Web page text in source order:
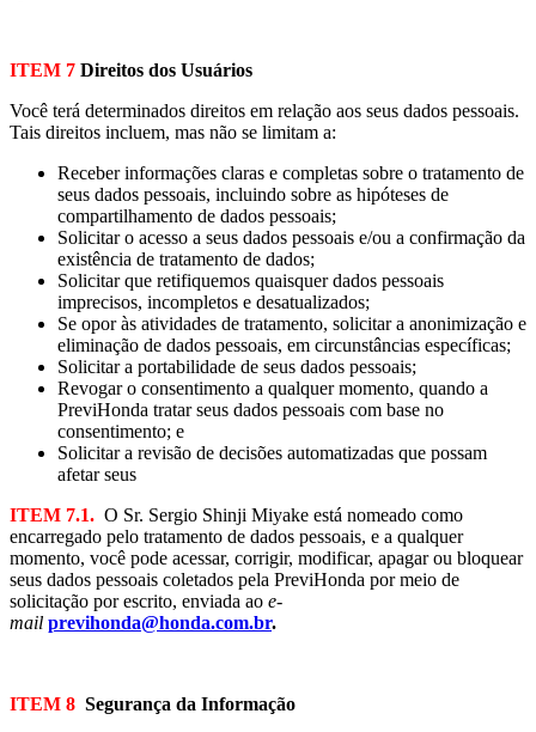
ITEM 7 Direitos dos Usuários
Você terá determinados direitos em relação aos seus dados pessoais.
Tais direitos incluem, mas não se limitam a:
Receber informações claras e completas sobre o tratamento de
seus dados pessoais, incluindo sobre as hipóteses de
compartilhamento de dados pessoais;
Solicitar o acesso a seus dados pessoais e/ou a confirmação da
existência de tratamento de dados;
Solicitar que retifiquemos quaisquer dados pessoais
imprecisos, incompletos e desatualizados;
Se opor às atividades de tratamento, solicitar a anonimização e
eliminação de dados pessoais, em circunstâncias específicas;
Solicitar a portabilidade de seus dados pessoais;
Revogar o consentimento a qualquer momento, quando a
PreviHonda tratar seus dados pessoais com base no
consentimento; e
Solicitar a revisão de decisões automatizadas que possam
afetar seus
ITEM 7.1. O Sr. Sergio Shinji Miyake está nomeado como
encarregado pelo tratamento de dados pessoais, e a qualquer
momento, você pode acessar, corrigir, modificar, apagar ou bloquear
seus dados pessoais coletados pela PreviHonda por meio de
solicitação por escrito, enviada ao e-
mail previhonda@honda.com.br.
ITEM 8 Segurança da Informação